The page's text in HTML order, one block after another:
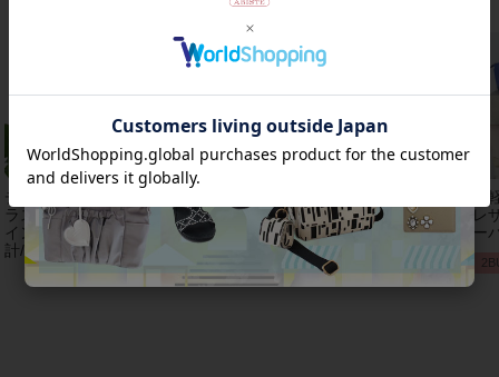
チェコクリスタルガ
ラス立体リボンデザ
インベルト時
計/9240001
チ】イタリア製大ぶ
りイヤリン
ール×キュービック
ジルコニアフラワー
ネックレス/1021016
【
レ
ー